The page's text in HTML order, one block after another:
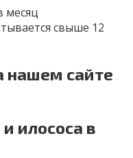
месяц
свыше 12
нашем сайте
илососа в